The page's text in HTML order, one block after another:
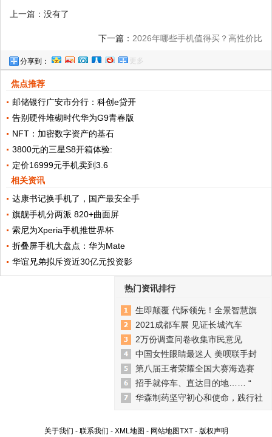
上一篇：没有了
下一篇： 2026年哪些手机值得买？高性价比
分享到： 更多
焦点推荐
邮储银行广安市分行：科创e贷开
告别硬件堆砌时代华为G9青春版
NFT：加密数字资产的基石
3800元的三星S8开箱体验:
定价16999元手机卖到3.6
相关资讯
达康书记换手机了，国产最安全手
旗舰手机分两派 820+曲面屏
索尼为Xperia手机推世界杯
折叠屏手机大盘点：华为Mate
华谊兄弟拟斥资近30亿元投资影
热门资讯排行
生即颠覆 代际领先！全景智慧旗
2021成都车展 见证长城汽车
2万份调查问卷收集市民意见
中国女性眼睛最迷人 美呗联手封
第八届王者荣耀全国大赛海选赛
招手就停车、直达目的地…… “
华森制药坚守初心和使命，践行社
关于我们 - 联系我们 - XML地图 - 网站地图TXT- 版权声明